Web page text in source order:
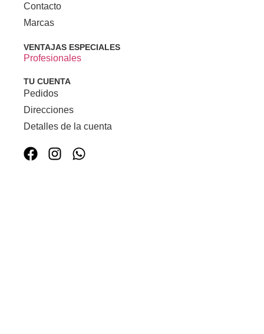
Contacto
Marcas
VENTAJAS ESPECIALES
Profesionales
TU CUENTA
Pedidos
Direcciones
Detalles de la cuenta